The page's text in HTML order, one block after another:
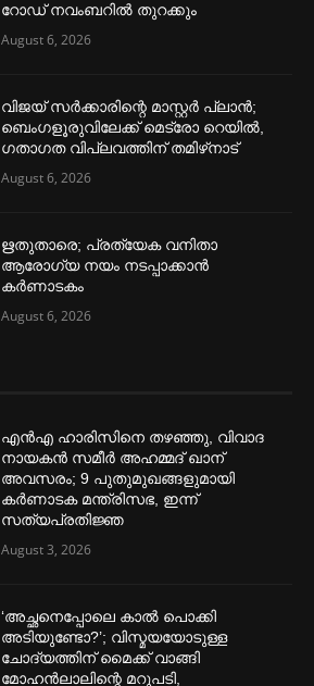
റോഡ് നവംബറില്‍ തുറക്കും
August 6, 2026
വിജയ് സര്‍ക്കാരിന്റെ മാസ്റ്റര്‍ പ്ലാന്‍;
ബെംഗളൂരുവിലേക്ക് മെട്രോ റെയില്‍,
ഗതാഗത വിപ്ലവത്തിന് തമിഴ്‌നാട്
August 6, 2026
ഋതുതാരെ; പ്രത്യേക വനിതാ
ആരോഗ്യ നയം നടപ്പാക്കാൻ
കര്‍ണാടകം
August 6, 2026
എൻഎ ഹാരിസിനെ തഴ‌‍ഞ്ഞു, വിവാദ
നായകൻ സമീര്‍ അഹമ്മദ് ഖാന്
അവസരം; 9 പുതുമുഖങ്ങളുമായി
കര്‍ണാടക മന്ത്രിസഭ, ഇന്ന്
സത്യപ്രതിജ്ഞ
August 3, 2026
‘അച്ഛനെപ്പോലെ കാല്‍ പൊക്കി
അടിയുണ്ടോ?’; വിസ്മയയോടുള്ള
ചോദ്യത്തിന് മൈക്ക് വാങ്ങി
മോഹൻലാലിന്റെ മറുപടി,